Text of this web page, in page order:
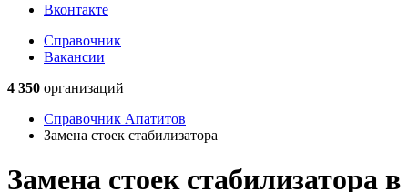
Вконтакте
Справочник
Вакансии
4 350 организаций
Справочник Апатитов
Замена стоек стабилизатора
Замена стоек стабилизатора в